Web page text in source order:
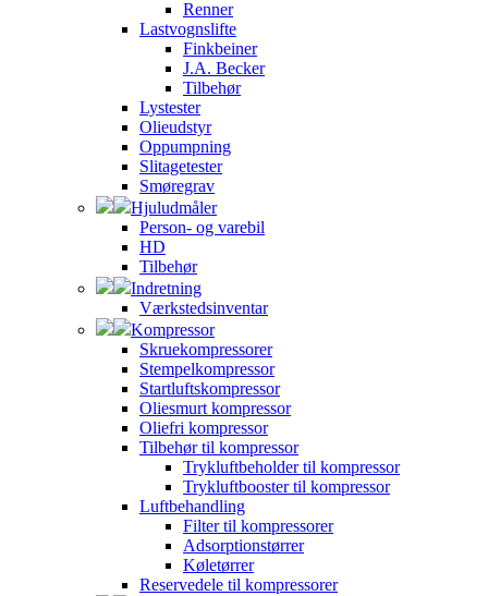
Renner
Lastvognslifte
Finkbeiner
J.A. Becker
Tilbehør
Lystester
Olieudstyr
Oppumpning
Slitagetester
Smøregrav
Hjuludmåler
Person- og varebil
HD
Tilbehør
Indretning
Værkstedsinventar
Kompressor
Skruekompressorer
Stempelkompressor
Startluftskompressor
Oliesmurt kompressor
Oliefri kompressor
Tilbehør til kompressor
Trykluftbeholder til kompressor
Trykluftbooster til kompressor
Luftbehandling
Filter til kompressorer
Adsorptionstørrer
Køletørrer
Reservedele til kompressorer